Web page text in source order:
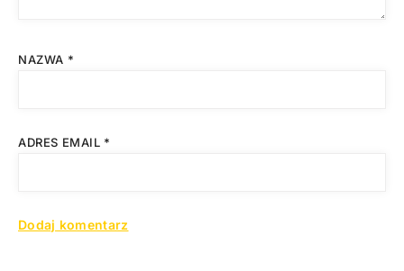
NAZWA *
ADRES EMAIL *